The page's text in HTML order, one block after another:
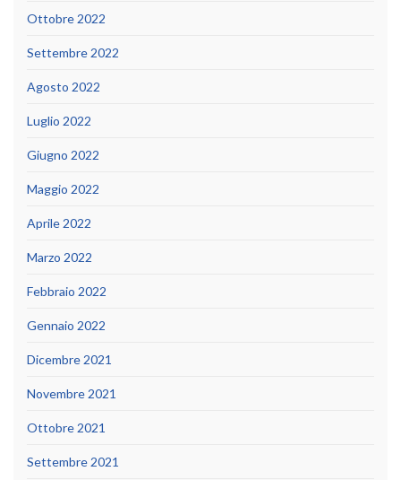
Ottobre 2022
Settembre 2022
Agosto 2022
Luglio 2022
Giugno 2022
Maggio 2022
Aprile 2022
Marzo 2022
Febbraio 2022
Gennaio 2022
Dicembre 2021
Novembre 2021
Ottobre 2021
Settembre 2021